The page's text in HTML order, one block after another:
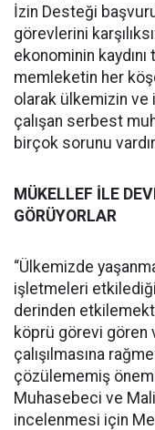
İzin Desteği
görevlerini
ekonominin kaydını
memleketin her
olarak ülkemizin
çalışan serbest
birçok sorunu
MÜKELLEF İLE
GÖRÜYORLAR
“Ülkemizde
işletmeleri
derinden
köprü görevi gören
çalışılmasına
çözülememiş
Muhasebeci ve
incelenmesi için